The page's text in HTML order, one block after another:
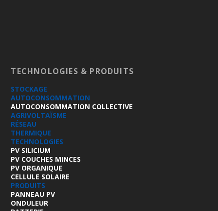
TECHNOLOGIES & PRODUITS
STOCKAGE
AUTOCONSOMMATION
AUTOCONSOMMATION COLLECTIVE
AGRIVOLTAÏSME
RÉSEAU
THERMIQUE
TECHNOLOGIES
PV SILICIUM
PV COUCHES MINCES
PV ORGANIQUE
CELLULE SOLAIRE
PRODUITS
PANNEAU PV
ONDULEUR